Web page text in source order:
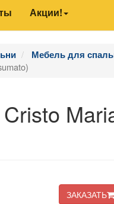
Акции!
Мебель для
ЗАКАЗАТЬ